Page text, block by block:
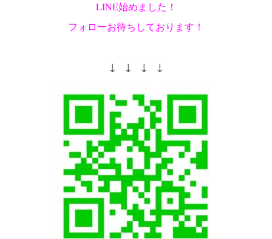
LINE始めました！
フォローお待ちしております！
↓ ↓ ↓ ↓